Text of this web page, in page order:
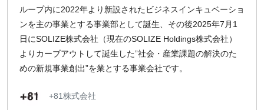
ループ内に2022年より新設されたビジネスインキュベーショ
ンを主の事業とする事業部として誕生、その後2025年7月1
日にSOLIZE株式会社（現在のSOLIZE Holdings株式会社）
よりカーブアウトして誕生した”社会・産業課題の解決のた
めの新規事業創出”を業とする事業会社です。
+81株式会社